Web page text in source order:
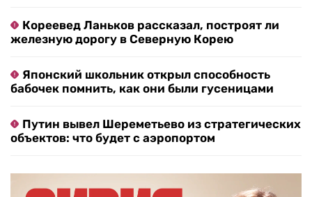
Кореевед Ланьков рассказал, построят ли
железную дорогу в Северную Корею
Японский школьник открыл способность
бабочек помнить, как они были гусеницами
Путин вывел Шереметьево из стратегических
объектов: что будет с аэропортом